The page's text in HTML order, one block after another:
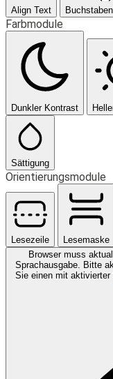
Align Text
Farbmodule
Dunkler Kontrast
Sättigung
Orientierungsmodule
Lesezeile
Lesemaske
Browser muss
Sprachausgabe. Bitte
Sie einen mit aktivierter